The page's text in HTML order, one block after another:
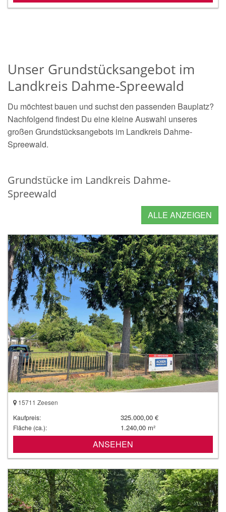
Unser Grundstücksangebot im
Landkreis Dahme-Spreewald
Du möchtest bauen und suchst den passenden Bauplatz?
Nachfolgend findest Du eine kleine Auswahl unseres
großen Grundstücksangebots im Landkreis Dahme-
Spreewald.
Grundstücke im Landkreis Dahme-
Spreewald
ALLE ANZEIGEN
15711 Zeesen
Kaufpreis:
325.000,00 €
Fläche (ca.): 1.240,00 m²
ANSEHEN